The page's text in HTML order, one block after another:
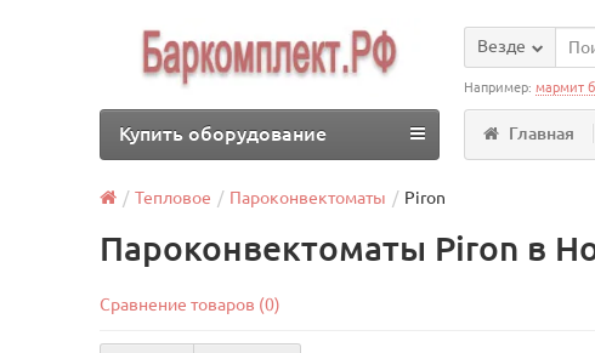
Везде
Например:мармит
Главная
Купить оборудование
Тепловое Пароконвектоматы Piron
Пароконвектоматы Piron в
Сравнение товаров (0)